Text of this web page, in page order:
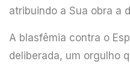
atribuindo a Sua obra a
A blasfêmia contra o
deliberada, um orgulho